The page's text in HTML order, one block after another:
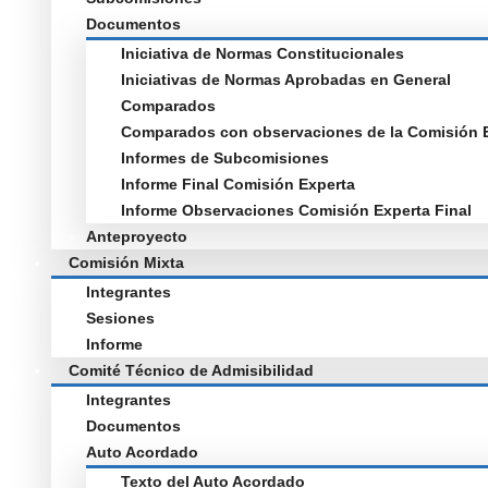
Documentos
Iniciativa de Normas Constitucionales
Iniciativas de Normas Aprobadas en General
Comparados
Comparados con observaciones de la Comisión
Informes de Subcomisiones
Informe Final Comisión Experta
Informe Observaciones Comisión Experta Final
Anteproyecto
Comisión Mixta
Integrantes
Sesiones
Informe
Comité Técnico de Admisibilidad
Integrantes
Documentos
Auto Acordado
Texto del Auto Acordado